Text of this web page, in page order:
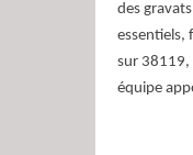
des
essentiels,
sur 38119,
équipe